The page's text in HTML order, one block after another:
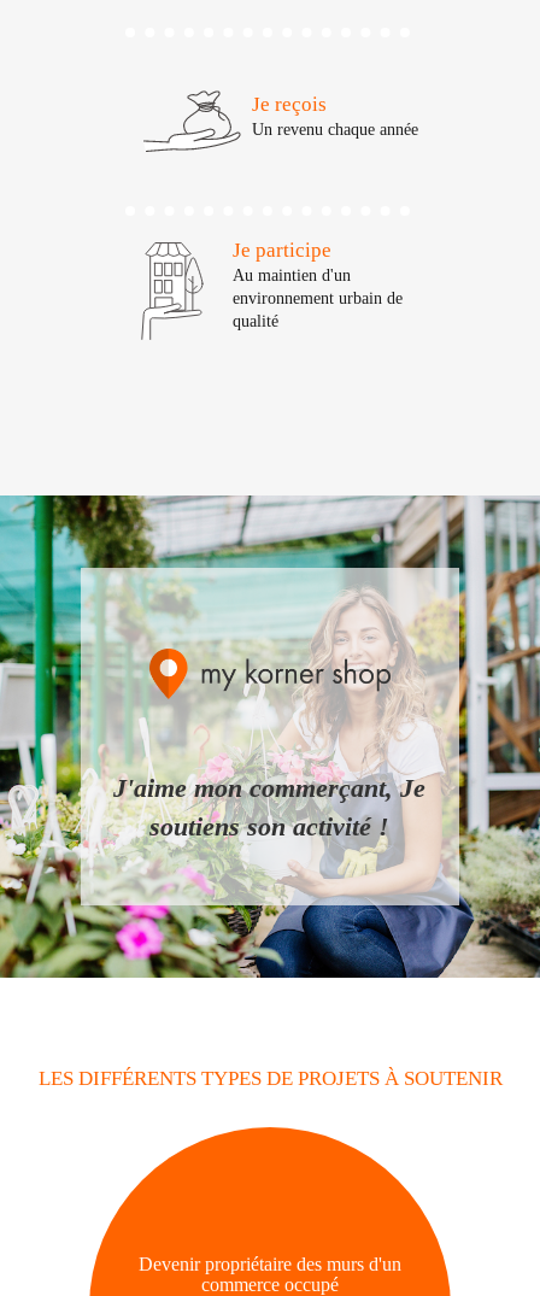
Je reçois
Un revenu chaque année
Je participe
Au maintien d'un
environnement urbain de
qualité
J'aimemon commerçant,Je
soutiensson activité !
LES DIFFÉRENTS TYPES DE PROJETS À SOUTENIR
Devenir propriétaire des murs d'un
commerce occupé